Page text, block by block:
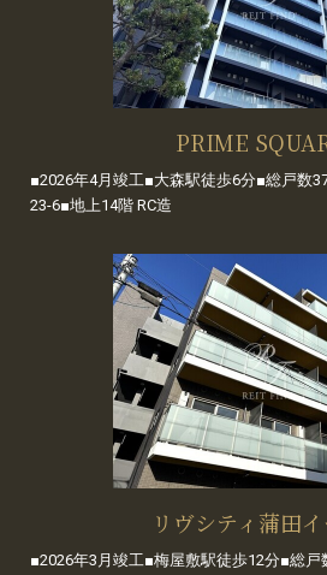
PRIME
■2026年4月竣工■大森駅徒歩6分■総戸数
23-6■地上14階 RC造
リヴシティ蒲田
■2026年3月竣工■梅屋敷駅徒歩12分■総